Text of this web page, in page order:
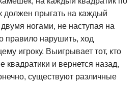
должен прыгать на каждый
ногами, не наступая на
правило нарушить, ход
игроку. Выигрывает тот, кто
квадратики и вернется назад,
существуют различные